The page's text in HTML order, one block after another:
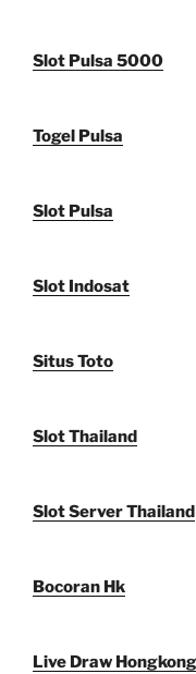
Slot Pulsa 5000
Togel Pulsa
Slot Pulsa
Slot Indosat
Situs Toto
Slot Thailand
Slot Server Thailand
Bocoran Hk
Live Draw Hongkong